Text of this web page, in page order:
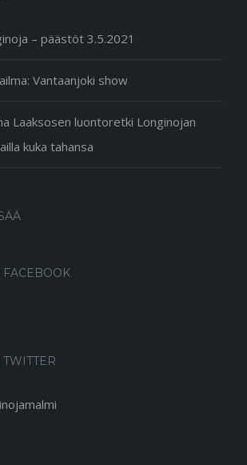
– päästöt 3.5.2021
Vantaanjoki show
Laaksosen luontoretki Longinojan
kuka tahansa